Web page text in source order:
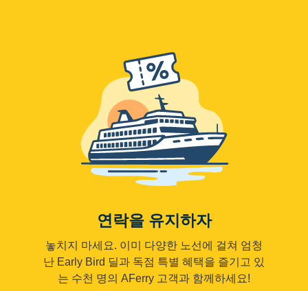
연락을 유지하자
놓치지 마세요. 이미 다양한 노선에 걸쳐 엄청
난 Early Bird 딜과 독점 특별 혜택을 즐기고 있
는 수천 명의 AFerry 고객과 함께하세요!